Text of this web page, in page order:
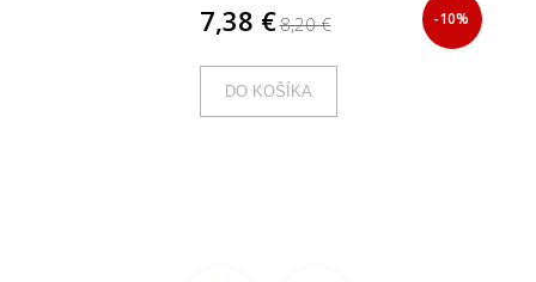
7,38 €8,20 € -10%
DO KOŠÍKA